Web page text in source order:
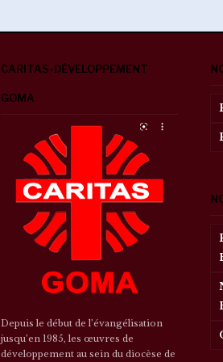
CARITAS-DÉVELOPPEMENT
GOMA
Depuis le début de l’évangélisation
jusqu’en 1985, les œuvres de
développement au sein du diocèse de